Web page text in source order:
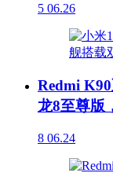
5 06.26
Redmi
龙8至尊版
8 06.24